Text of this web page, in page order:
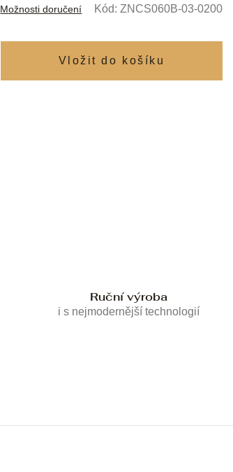
Možnosti doručení Kód: ZNCS060B-03-0200
Ruční výroba
i s nejmodernější technologií